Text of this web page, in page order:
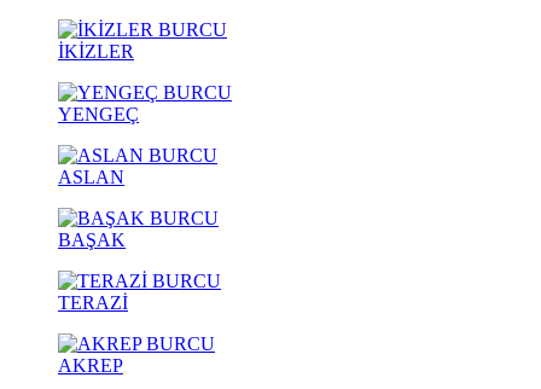
İKİZLER
YENGEÇ
ASLAN
BAŞAK
TERAZİ
AKREP